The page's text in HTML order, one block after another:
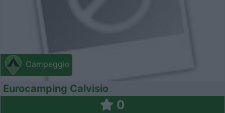
Campeggio
Eurocamping Calvisio
0